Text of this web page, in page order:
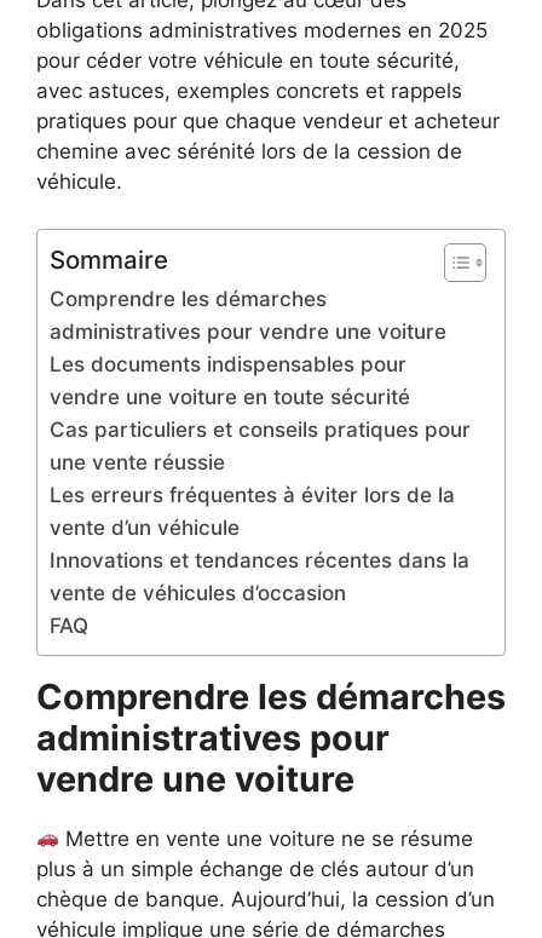
obligations administratives modernes en 2025
pour céder votre véhicule en toute sécurité,
avec astuces, exemples concrets et rappels
pratiques pour que chaque vendeur et acheteur
chemine avec sérénité lors de la cession de
véhicule.
Sommaire
Comprendre les démarches
administratives pour vendre une voiture
Les documents indispensables pour
vendre une voiture en toute sécurité
Cas particuliers et conseils pratiques pour
une vente réussie
Les erreurs fréquentes à éviter lors de la
vente d’un véhicule
Innovations et tendances récentes dans la
vente de véhicules d’occasion
FAQ
Comprendre les démarches
administratives pour
vendre une voiture
Mettre en vente une voiture ne se résume
plus à un simple échange de clés autour d’un
chèque de banque. Aujourd’hui, la cession d’un
véhicule implique une série de démarches